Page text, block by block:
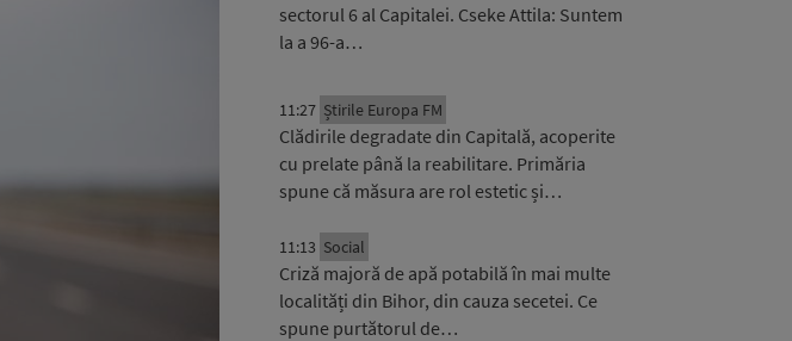
sectorul 6 al Capitalei. Cseke Attila: Suntem
la a 96-a…
11:27 Știrile Europa FM
Clădirile degradate din Capitală, acoperite
cu prelate până la reabilitare. Primăria
spune că măsura are rol estetic și…
11:13 Social
Criză majoră de apă potabilă în mai multe
localități din Bihor, din cauza secetei. Ce
spune purtătorul de…